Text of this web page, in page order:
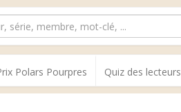
Polars Pourpres Quiz des lecteurs